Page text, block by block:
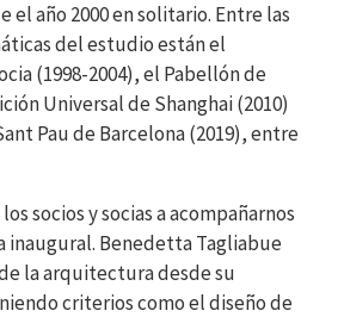
el año 2000 en solitario. Entre las
del estudio están el
(1998-2004), el Pabellón de
Universal de Shanghai (2010)
Pau de Barcelona (2019), entre
socios y socias a acompañarnos
inaugural. Benedetta Tagliabue
la arquitectura desde su
criterios como el diseño de